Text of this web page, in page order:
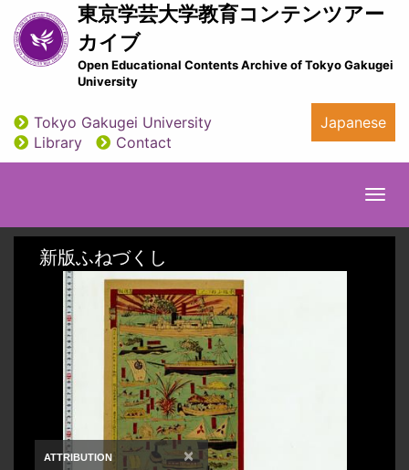
Skip
to
main
content
東京学芸大学教育コンテンツアー
カイブ
Open Educational Contents Archive of Tokyo Gakugei
University
utility
Tokyo Gakugei University
Library
Contact
Japanese